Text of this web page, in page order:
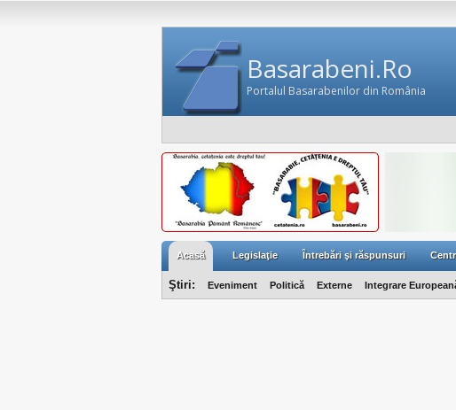
Basarabeni.Ro
Portalul Basarabenilor din România
Acasă Legislaţie Întrebări şi răspunsuri
Ştiri: Eveniment Politică Externe Integrare